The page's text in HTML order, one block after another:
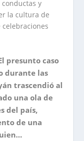
y
la cultura de
presunto caso
durante las
trascendió al
una ola de
del país,
de una